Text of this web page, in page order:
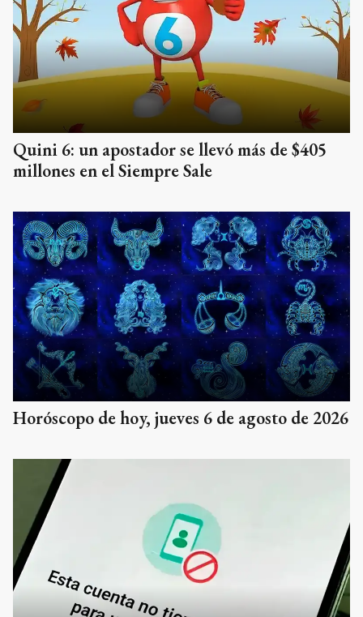
Quini 6: un apostador se llevó más de $405
millones en el Siempre Sale
Horóscopo de hoy, jueves 6 de agosto de 2026